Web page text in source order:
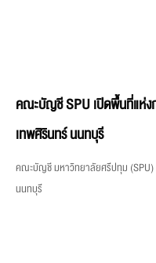
คณะบัญชี SPU เปิดพื้นที่แห่งก
เทพศิรินทร์ นนทบุรี
คณะบัญชี มหาวิทยาลัยศรีปทุม (SPU)
นนทบุรี